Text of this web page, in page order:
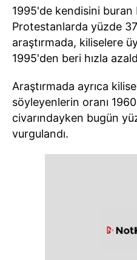
1995'de kendisini
Protestanlarda yüzde
araştırmada, kiliselere
1995'den beri hızla
Araştırmada ayrıca
söyleyenlerin oranı
civarındayken bugün
vurgulandı.